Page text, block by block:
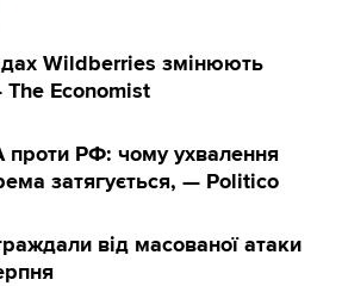
Wildberries змінюють
The Economist
проти РФ: чому ухвалення
затягується, — Politico
від масованої атаки